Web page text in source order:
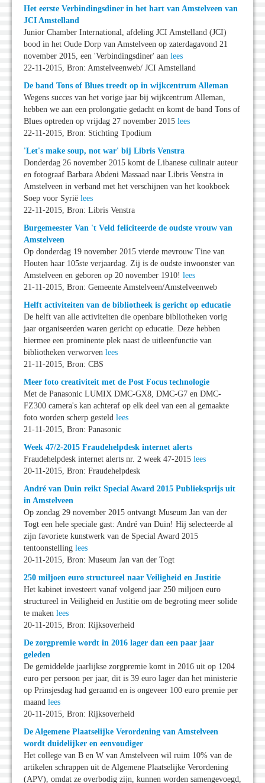
Het eerste Verbindingsdiner in het hart van Amstelveen van
JCI Amstelland
Junior Chamber International, afdeling JCI Amstelland (JCI)
bood in het Oude Dorp van Amstelveen op zaterdagavond 21
november 2015, een 'Verbindingsdiner' aan lees
22-11-2015, Bron: Amstelveenweb/ JCI Amstelland
De band Tons of Blues treedt op in wijkcentrum Alleman
Wegens succes van het vorige jaar bij wijkcentrum Alleman,
hebben we aan een prolongatie gedacht en komt de band Tons of
Blues optreden op vrijdag 27 november 2015 lees
22-11-2015, Bron: Stichting Tpodium
'Let's make soup, not war' bij Libris Venstra
Donderdag 26 november 2015 komt de Libanese culinair auteur
en fotograaf Barbara Abdeni Massaad naar Libris Venstra in
Amstelveen in verband met het verschijnen van het kookboek
Soep voor Syrië lees
22-11-2015, Bron: Libris Venstra
Burgemeester Van 't Veld feliciteerde de oudste vrouw van
Amstelveen
Op donderdag 19 november 2015 vierde mevrouw Tine van
Houten haar 105ste verjaardag. Zij is de oudste inwoonster van
Amstelveen en geboren op 20 november 1910! lees
21-11-2015, Bron: Gemeente Amstelveen/Amstelveenweb
Helft activiteiten van de bibliotheek is gericht op educatie
De helft van alle activiteiten die openbare bibliotheken vorig
jaar organiseerden waren gericht op educatie. Deze hebben
hiermee een prominente plek naast de uitleenfunctie van
bibliotheken verworven lees
21-11-2015, Bron: CBS
Meer foto creativiteit met de Post Focus technologie
Met de Panasonic LUMIX DMC-GX8, DMC-G7 en DMC-
FZ300 camera's kan achteraf op elk deel van een al gemaakte
foto worden scherp gesteld lees
21-11-2015, Bron: Panasonic
Week 47/2-2015 Fraudehelpdesk internet alerts
Fraudehelpdesk internet alerts nr. 2 week 47-2015 lees
20-11-2015, Bron: Fraudehelpdesk
André van Duin reikt Special Award 2015 Publieksprijs uit
in Amstelveen
Op zondag 29 november 2015 ontvangt Museum Jan van der
Togt een hele speciale gast: André van Duin! Hij selecteerde al
zijn favoriete kunstwerk van de Special Award 2015
tentoonstelling lees
20-11-2015, Bron: Museum Jan van der Togt
250 miljoen euro structureel naar Veiligheid en Justitie
Het kabinet investeert vanaf volgend jaar 250 miljoen euro
structureel in Veiligheid en Justitie om de begroting meer solide
te maken lees
20-11-2015, Bron: Rijksoverheid
De zorgpremie wordt in 2016 lager dan een paar jaar
geleden
De gemiddelde jaarlijkse zorgpremie komt in 2016 uit op 1204
euro per persoon per jaar, dit is 39 euro lager dan het ministerie
op Prinsjesdag had geraamd en is ongeveer 100 euro premie per
maand lees
20-11-2015, Bron: Rijksoverheid
De Algemene Plaatselijke Verordening van Amstelveen
wordt duidelijker en eenvoudiger
Het college van B en W van Amstelveen wil ruim 10% van de
artikelen schrappen uit de Algemene Plaatselijke Verordening
(APV), omdat ze overbodig zijn, kunnen worden samengevoegd,